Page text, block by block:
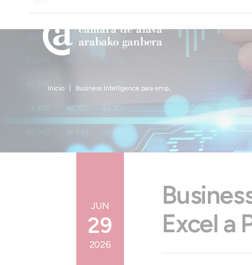
Inicio Business Intelligence para emp...
JUN
29
2026
Excel a